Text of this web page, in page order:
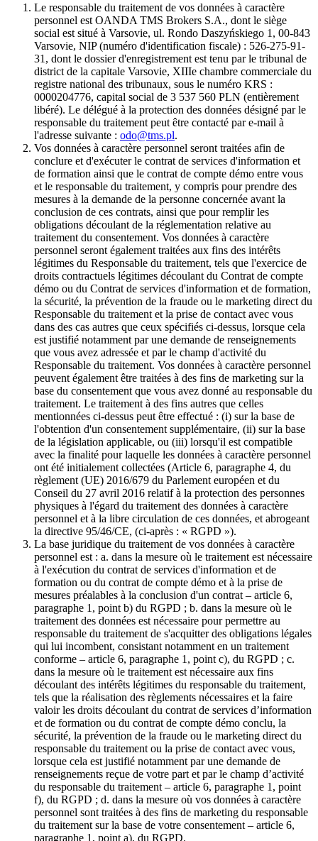
Le responsable du traitement de vos données à caractère
personnel est OANDA TMS Brokers S.A., dont le siège
social est situé à Varsovie, ul. Rondo Daszyńskiego 1, 00-843
Varsovie, NIP (numéro d'identification fiscale) : 526-275-91-
31, dont le dossier d'enregistrement est tenu par le tribunal de
district de la capitale Varsovie, XIIIe chambre commerciale du
registre national des tribunaux, sous le numéro KRS :
0000204776, capital social de 3 537 560 PLN (entièrement
libéré). Le délégué à la protection des données désigné par le
responsable du traitement peut être contacté par e-mail à
l'adresse suivante : odo@tms.pl.
Vos données à caractère personnel seront traitées afin de
conclure et d'exécuter le contrat de services d'information et
de formation ainsi que le contrat de compte démo entre vous
et le responsable du traitement, y compris pour prendre des
mesures à la demande de la personne concernée avant la
conclusion de ces contrats, ainsi que pour remplir les
obligations découlant de la réglementation relative au
traitement du consentement. Vos données à caractère
personnel seront également traitées aux fins des intérêts
légitimes du Responsable du traitement, tels que l'exercice de
droits contractuels légitimes découlant du Contrat de compte
démo ou du Contrat de services d'information et de formation,
la sécurité, la prévention de la fraude ou le marketing direct du
Responsable du traitement et la prise de contact avec vous
dans des cas autres que ceux spécifiés ci-dessus, lorsque cela
est justifié notamment par une demande de renseignements
que vous avez adressée et par le champ d'activité du
Responsable du traitement. Vos données à caractère personnel
peuvent également être traitées à des fins de marketing sur la
base du consentement que vous avez donné au responsable du
traitement. Le traitement à des fins autres que celles
mentionnées ci-dessus peut être effectué : (i) sur la base de
l'obtention d'un consentement supplémentaire, (ii) sur la base
de la législation applicable, ou (iii) lorsqu'il est compatible
avec la finalité pour laquelle les données à caractère personnel
ont été initialement collectées (Article 6, paragraphe 4, du
règlement (UE) 2016/679 du Parlement européen et du
Conseil du 27 avril 2016 relatif à la protection des personnes
physiques à l'égard du traitement des données à caractère
personnel et à la libre circulation de ces données, et abrogeant
la directive 95/46/CE, (ci-après : « RGPD »).
La base juridique du traitement de vos données à caractère
personnel est : a. dans la mesure où le traitement est nécessaire
à l'exécution du contrat de services d'information et de
formation ou du contrat de compte démo et à la prise de
mesures préalables à la conclusion d'un contrat – article 6,
paragraphe 1, point b) du RGPD ; b. dans la mesure où le
traitement des données est nécessaire pour permettre au
responsable du traitement de s'acquitter des obligations légales
qui lui incombent, consistant notamment en un traitement
conforme – article 6, paragraphe 1, point c), du RGPD ; c.
dans la mesure où le traitement est nécessaire aux fins
découlant des intérêts légitimes du responsable du traitement,
tels que la réalisation des règlements nécessaires et la faire
valoir les droits découlant du contrat de services d’information
et de formation ou du contrat de compte démo conclu, la
sécurité, la prévention de la fraude ou le marketing direct du
responsable du traitement ou la prise de contact avec vous,
lorsque cela est justifié notamment par une demande de
renseignements reçue de votre part et par le champ d’activité
du responsable du traitement – article 6, paragraphe 1, point
f), du RGPD ; d. dans la mesure où vos données à caractère
personnel sont traitées à des fins de marketing du responsable
du traitement sur la base de votre consentement – article 6,
paragraphe 1, point a), du RGPD.